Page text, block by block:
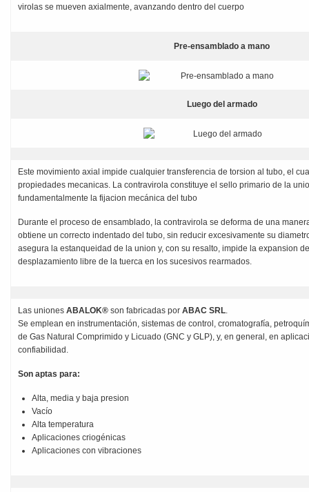
virolas se mueven axialmente, avanzando dentro del cuerpo
Pre-ensamblado a mano
Luego del armado
Este movimiento axial impide cualquier transferencia de torsion al tubo, el
propiedades mecanicas. La contravirola constituye el sello primario de la
fundamentalmente la fijacion mecánica del tubo
Durante el proceso de ensamblado, la contravirola se deforma de una
obtiene un correcto indentado del tubo, sin reducir excesivamente su
asegura la estanqueidad de la union y, con su resalto, impide la expansion
desplazamiento libre de la tuerca en los sucesivos rearmados.
Las uniones ABALOK® son fabricadas por ABAC SRL.
Se emplean en instrumentación, sistemas de control, cromatografía,
de Gas Natural Comprimido y Licuado (GNC y GLP), y, en general, en
confiabilidad.
Son aptas para:
Alta, media y baja presion
Vacío
Alta temperatura
Aplicaciones criogénicas
Aplicaciones con vibraciones